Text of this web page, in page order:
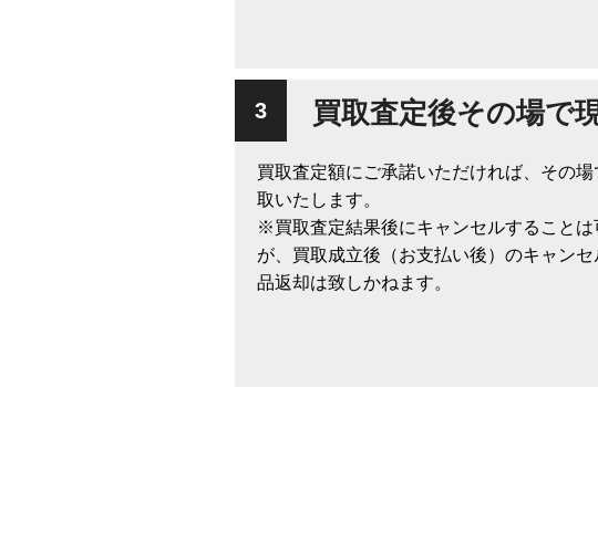
買取査定後その場で
買取査定額にご承諾いただければ、その場
取いたします。
※買取査定結果後にキャンセルすることは
が、買取成立後（お支払い後）のキャン
品返却は致しかねます。